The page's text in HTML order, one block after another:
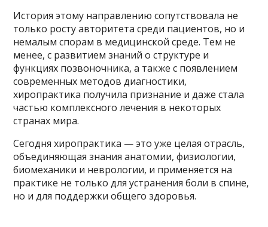
История этому направлению сопутствовала не
только росту авторитета среди пациентов, но и
немалым спорам в медицинской среде. Тем не
менее, с развитием знаний о структуре и
функциях позвоночника, а также с появлением
современных методов диагностики,
хиропрактика получила признание и даже стала
частью комплексного лечения в некоторых
странах мира.
Сегодня хиропрактика — это уже целая отрасль,
объединяющая знания анатомии, физиологии,
биомеханики и неврологии, и применяется на
практике не только для устранения боли в спине,
но и для поддержки общего здоровья.